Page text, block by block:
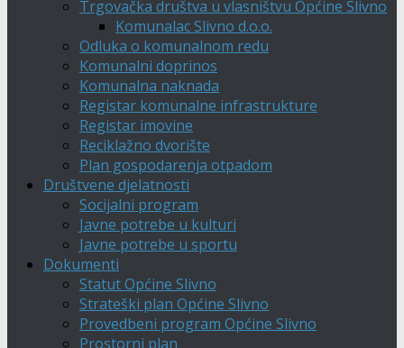
Trgovačka društva u vlasništvu Općine Slivno
Komunalac Slivno d.o.o.
Odluka o komunalnom redu
Komunalni doprinos
Komunalna naknada
Registar komunalne infrastrukture
Registar imovine
Reciklažno dvorište
Plan gospodarenja otpadom
Društvene djelatnosti
Socijalni program
Javne potrebe u kulturi
Javne potrebe u sportu
Dokumenti
Statut Općine Slivno
Strateški plan Općine Slivno
Provedbeni program Općine Slivno
Prostorni plan